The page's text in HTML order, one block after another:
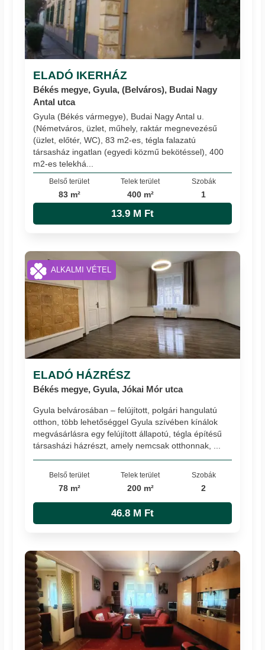
ELADÓ IKERHÁZ
Békés megye, Gyula, (Belváros), Budai Nagy
Antal utca
Gyula (Békés vármegye), Budai Nagy Antal u.
(Németváros, üzlet, műhely, raktár megnevezésű
(üzlet, előtér, WC), 83 m2-es, tégla falazatú
társasház ingatlan (egyedi közmű bekötéssel), 400
m2-es telekhá...
Belső terület
83 m²
Telek terület
400 m²
Szobák
1
13.9 M Ft
ELADÓ HÁZRÉSZ
Békés megye, Gyula, Jókai Mór utca
Gyula belvárosában – felújított, polgári hangulatú
otthon, több lehetőséggel Gyula szívében kínálok
megvásárlásra egy felújított állapotú, tégla építésű
társasházi házrészt, amely nemcsak otthonnak, ...
Belső terület
78 m²
Telek terület
200 m²
Szobák
2
46.8 M Ft
ALKALMI VÉTEL